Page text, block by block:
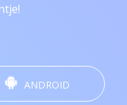
ANDROID